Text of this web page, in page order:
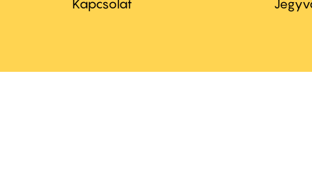
Kapcsolat